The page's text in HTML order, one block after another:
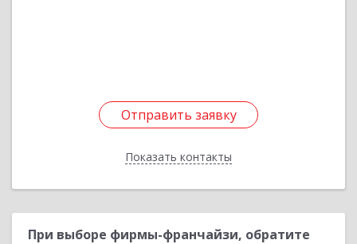
Отправить заявку
Показать контакты
Отправить заявку
Назад
При выборе фирмы-франчайзи, обратите